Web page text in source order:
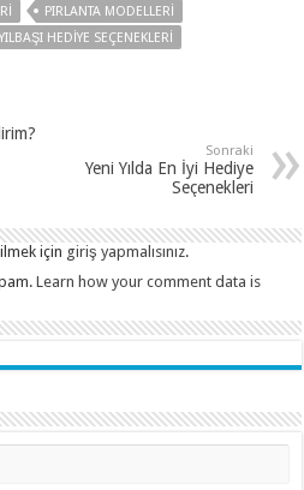
PIRLANTA MODELLERI
YILBAŞI HEDIYE SEÇENEKLERI
Sonraki
Yeni Yılda En İyi Hediye
Seçenekleri
için giriş yapmalısınız.
Learn how your comment data is